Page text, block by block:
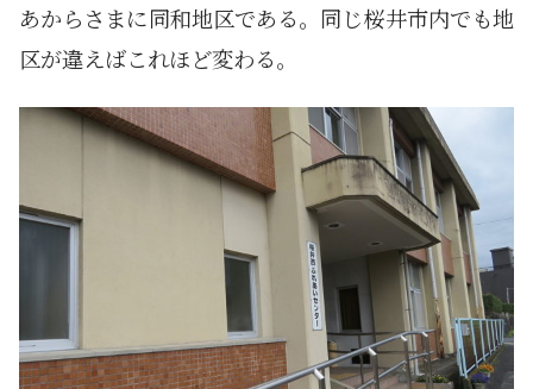
あからさまに同和地区である。同じ桜井市内でも地
区が違えばこれほど変わる。